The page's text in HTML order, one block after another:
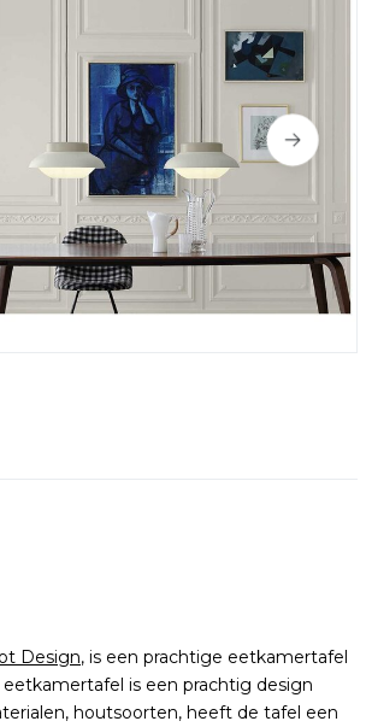
Design, is een prachtige eetkamertafel
is een prachtig design
houtsoorten, heeft de tafel een